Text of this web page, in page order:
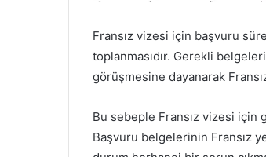
Fransız vizesi için başvuru
toplanmasıdır. Gerekli
görüşmesine dayanarak
Bu sebeple Fransız vizesi için
Başvuru belgelerinin Fransız